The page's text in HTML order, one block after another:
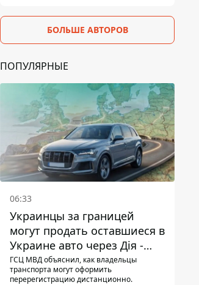
БОЛЬШЕ АВТОРОВ
ПОПУЛЯРНЫЕ
06:33
Украинцы за границей
могут продать оставшиеся в
Украине авто через Дія -
МВД
ГСЦ МВД объяснил, как владельцы
транспорта могут оформить
перерегистрацию дистанционно.